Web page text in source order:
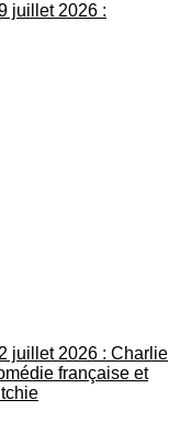
juillet 2026 :
juillet 2026 : Charlie
française et